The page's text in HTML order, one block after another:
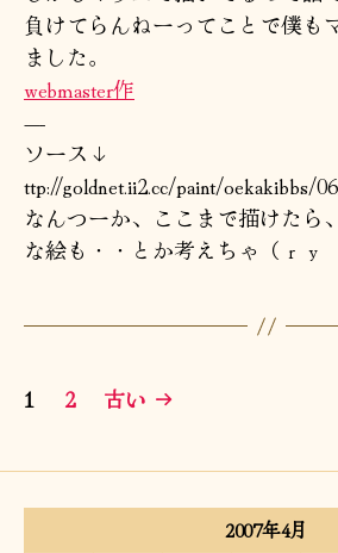
～
へ
負けてらんねーってことで僕も
ました。
webmaster作
—-
ソース↓
ttp://goldnet.ii2.cc/paint/
なんつーか、ここまで描けたら
な絵も・・とか考えちゃ（ｒｙ
投
の
1 2 古い →
2007年4月